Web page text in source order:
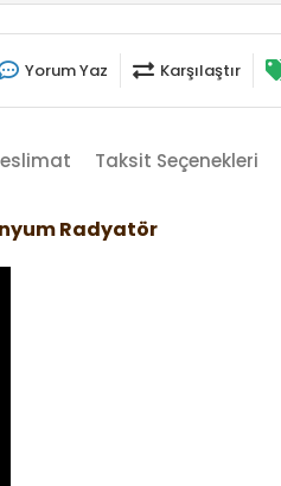
Yorum Yaz Karşılaştır
Taksit Seçenekleri
Radyatör